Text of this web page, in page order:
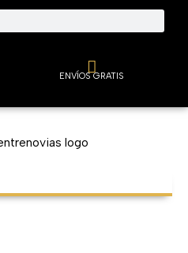
ENVÍOS GRATIS